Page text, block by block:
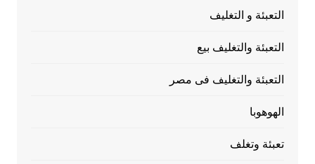
التعبئة و التغليف
التعبئة والتغليف بيع
التعبئة والتغليف فى مصر
الهوهوبا
تعبئة وتغلف